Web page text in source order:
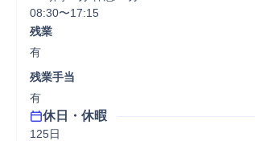
08:30〜17:15
残業
有
残業手当
有
休日・休暇
125日